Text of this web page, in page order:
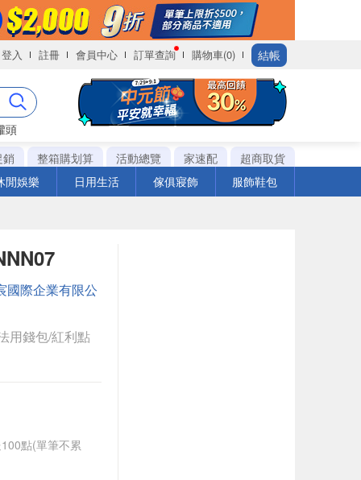
登入 註冊 會員中心 訂單查詢 購物車(0) 結帳
頭
銷
整箱購划算 活動總覽 家速配
超商取貨
閒娛樂
日用生活 傢俱寢飾 服飾鞋包
國際企業有限公
用錢包/紅利點
點(單筆不累